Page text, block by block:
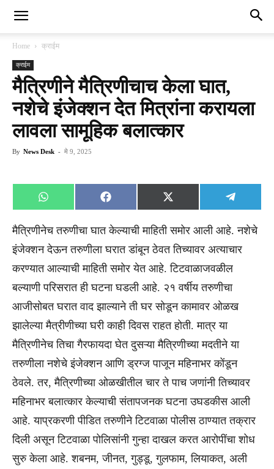
Home क्राईम
क्राईम
मैत्रिणीने मैत्रिणीचाच केला घात,
नशेचे इंजेक्शन देत मित्रांना करायला
लावला सामूहिक बलात्कार
By News Desk - मे 9, 2025
Share
on
WhatsApp
Share
on
Facebook
Share
on
X
(Twitter)
Share
on
मैत्रिणीनेच तरुणीचा घात केल्याची माहिती समोर आली आहे. नशेचे
इंजेक्शन देऊन तरुणीला घरात डांबून ठेवत तिच्यावर अत्याचार
करण्यात आल्याची माहिती समोर येत आहे. टिटवाळाजवळील
बल्याणी परिसरात ही घटना घडली आहे. २१ वर्षीय तरुणीचा
आजीसोबत घरात वाद झाल्याने ती घर सोडून कामावर ओळख
झालेल्या मैत्रीणीच्या घरी काही दिवस राहत होती. मात्र या
मैत्रिणीनेच तिचा गैरफायदा घेत दुसऱ्या मैत्रिणीच्या मदतीने या
तरुणीला नशेचे इंजेक्शन आणि ड्रग्ज पाजून महिनाभर कोंडून
ठेवले. तर, मैत्रिणीच्या ओळखीतील चार ते पाच जणांनी तिच्यावर
महिनाभर बलात्कार केल्याची संतापजनक घटना उघडकीस आली
आहे. याप्रकरणी पीडित तरुणीने टिटवाळा पोलीस ठाण्यात तक्रार
दिली असून टिटवाळा पोलिसांनी गुन्हा दाखल करत आरोपींचा शोध
सुरु केला आहे. शबनम, जीनत, गुड्डू, गुलफाम, लियाकत, अली